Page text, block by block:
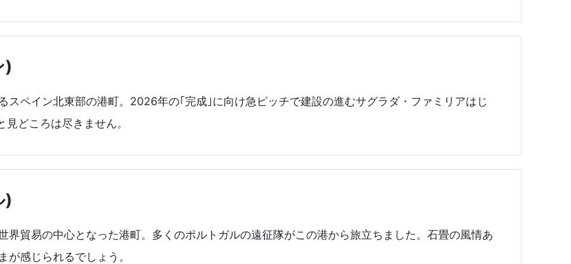
)
スペイン北東部の港町。2026年の｢完成｣に向け急ピッチで建設の進むサグラダ・ファミリアはじ
どころは尽きません。
)
界貿易の中心となった港町。多くのポルトガルの遠征隊がこの港から旅立ちました。石畳の風情あ
が感じられるでしょう。